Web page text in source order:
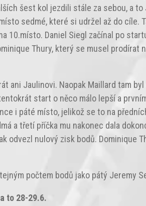
šest kol jezdili stále za sebou, a to
sedmé, které si udržel až do cíle.
10.místo. Daniel Siegl začínal po
Thury, který se musel prodírat
ani Jaulinovi. Naopak Maillard tam
start o něco málo lepší a
i páté místo, jelikož se to na
a třetí příčka mu nakonec dala
odvezl nulový zisk bodů. Dominique
počtem bodů jako pátý Jeremy
to 28-29.6.